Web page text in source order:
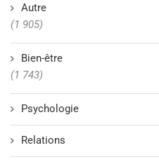
Autre
(1 905)
Bien-être
(1 743)
Psychologie
Relations